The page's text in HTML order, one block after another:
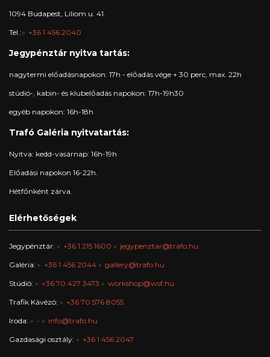
1094 Budapest, Liliom u. 41.
Tel.: +36 1 456 2040
Jegypénztár nyitva tartás:
nagytermi előadásnapokon: 17h - előadás vége + 30 perc, max. 22h
stúdió-, kabin- és klubelőadás napokon: 17h-19h30
egyéb napokon: 16h-18h
Trafó Galéria nyitvatartás:
Nyitva: kedd-vasárnap: 16h-19h
Előadási napokon 16-22h.
Hétfőnként zárva.
Elérhetőségek
Jegypénztár: +36 1 215 1600 jegypenztar@trafo.hu
Galéria: +36 1 456 2044 gallery@trafo.hu
Stúdió: +36 70 427 3473 workshop@wsf.hu
Trafik Kávézó: +36 70 576 8055
Iroda: - info@trafo.hu
Gazdasági osztály: +36 1 456 2047